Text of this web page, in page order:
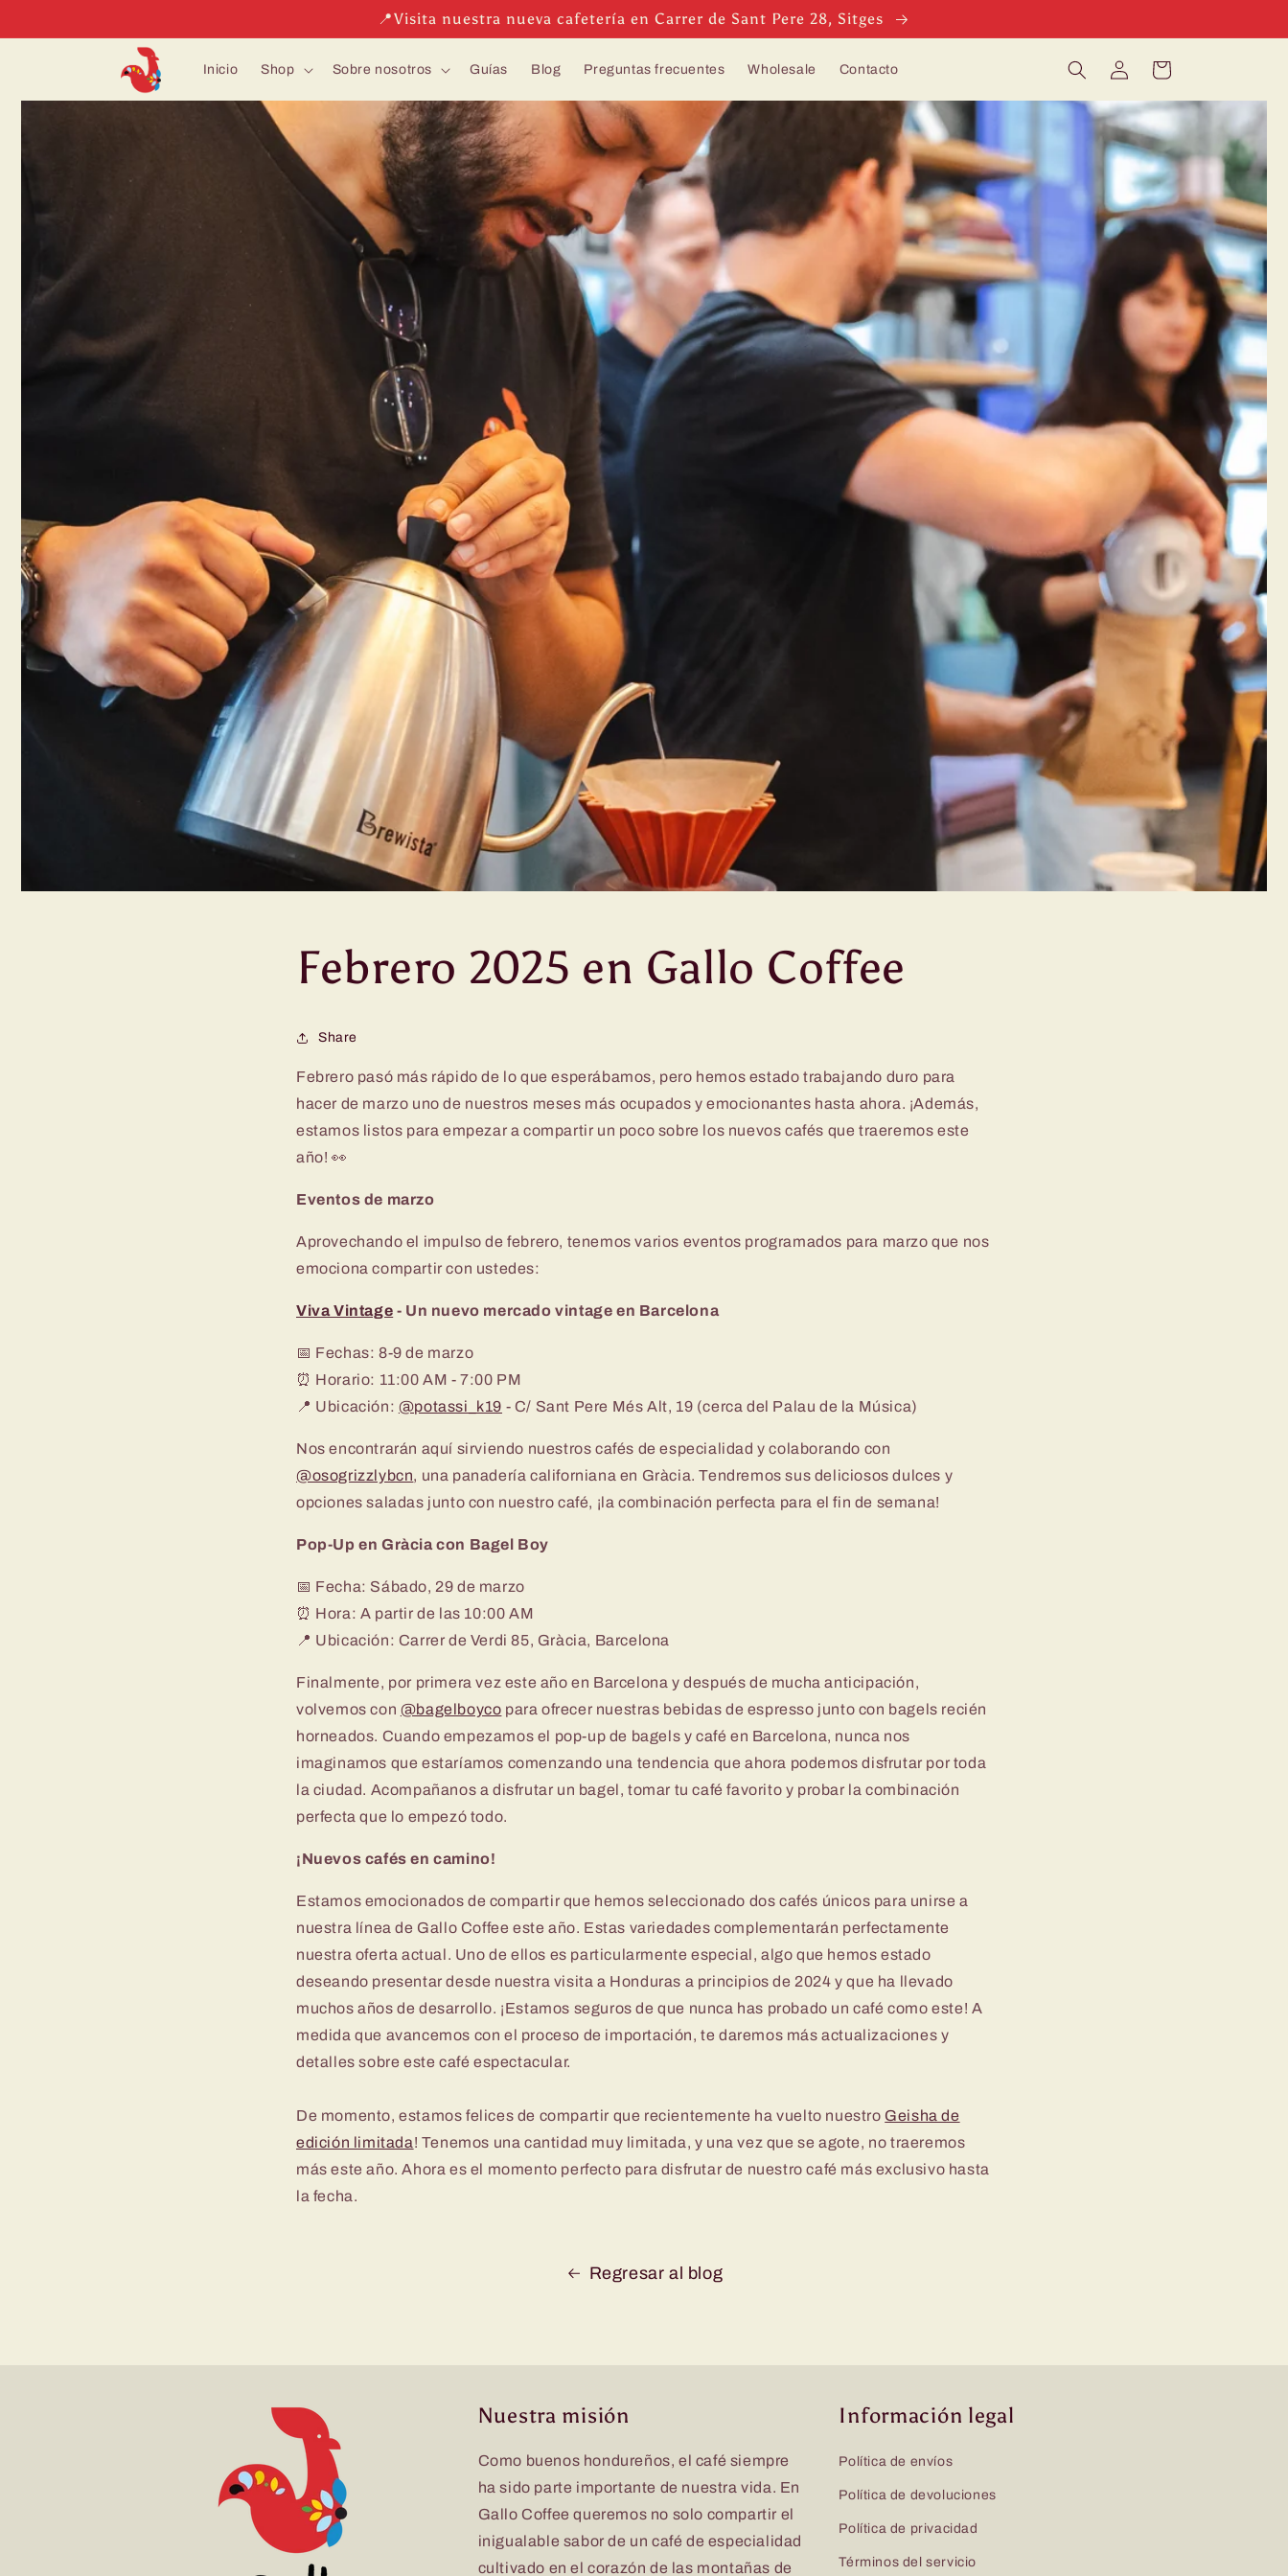
al contenido
📍Visita nuestra nueva cafetería en Carrer de Sant Pere 28, Sitges
Inicio Shop Sobre nosotros Guías Blog Preguntas frecuentes Wholesale Contacto
sesión
Carrito
Febrero 2025 en Gallo Coffee
Share
Febrero pasó más rápido de lo que esperábamos, pero hemos estado trabajando duro para
hacer de marzo uno de nuestros meses más ocupados y emocionantes hasta ahora. ¡Además,
estamos listos para empezar a compartir un poco sobre los nuevos cafés que traeremos este
año! 👀
Eventos de marzo
Aprovechando el impulso de febrero, tenemos varios eventos programados para marzo que nos
emociona compartir con ustedes:
Viva Vintage - Un nuevo mercado vintage en Barcelona
📅 Fechas: 8-9 de marzo
⏰ Horario: 11:00 AM - 7:00 PM
📍 Ubicación: @potassi_k19 - C/ Sant Pere Més Alt, 19 (cerca del Palau de la Música)
Nos encontrarán aquí sirviendo nuestros cafés de especialidad y colaborando con
@osogrizzlybcn, una panadería californiana en Gràcia. Tendremos sus deliciosos dulces y
opciones saladas junto con nuestro café, ¡la combinación perfecta para el fin de semana!
Pop-Up en Gràcia con Bagel Boy
📅 Fecha: Sábado, 29 de marzo
⏰ Hora: A partir de las 10:00 AM
📍 Ubicación: Carrer de Verdi 85, Gràcia, Barcelona
Finalmente, por primera vez este año en Barcelona y después de mucha anticipación,
volvemos con @bagelboyco para ofrecer nuestras bebidas de espresso junto con bagels recién
horneados. Cuando empezamos el pop-up de bagels y café en Barcelona, nunca nos
imaginamos que estaríamos comenzando una tendencia que ahora podemos disfrutar por toda
la ciudad. Acompañanos a disfrutar un bagel, tomar tu café favorito y probar la combinación
perfecta que lo empezó todo.
¡Nuevos cafés en camino!
Estamos emocionados de compartir que hemos seleccionado dos cafés únicos para unirse a
nuestra línea de Gallo Coffee este año. Estas variedades complementarán perfectamente
nuestra oferta actual. Uno de ellos es particularmente especial, algo que hemos estado
deseando presentar desde nuestra visita a Honduras a principios de 2024 y que ha llevado
muchos años de desarrollo. ¡Estamos seguros de que nunca has probado un café como este! A
medida que avancemos con el proceso de importación, te daremos más actualizaciones y
detalles sobre este café espectacular.
De momento, estamos felices de compartir que recientemente ha vuelto nuestro Geisha de
edición limitada! Tenemos una cantidad muy limitada, y una vez que se agote, no traeremos
más este año. Ahora es el momento perfecto para disfrutar de nuestro café más exclusivo hasta
la fecha.
Regresar al blog
Nuestra misión
Como buenos hondureños, el café siempre
ha sido parte importante de nuestra vida. En
Gallo Coffee queremos no solo compartir el
inigualable sabor de un café de especialidad
cultivado en el corazón de las montañas de
Información legal
Política de envíos
Política de devoluciones
Política de privacidad
Términos del servicio